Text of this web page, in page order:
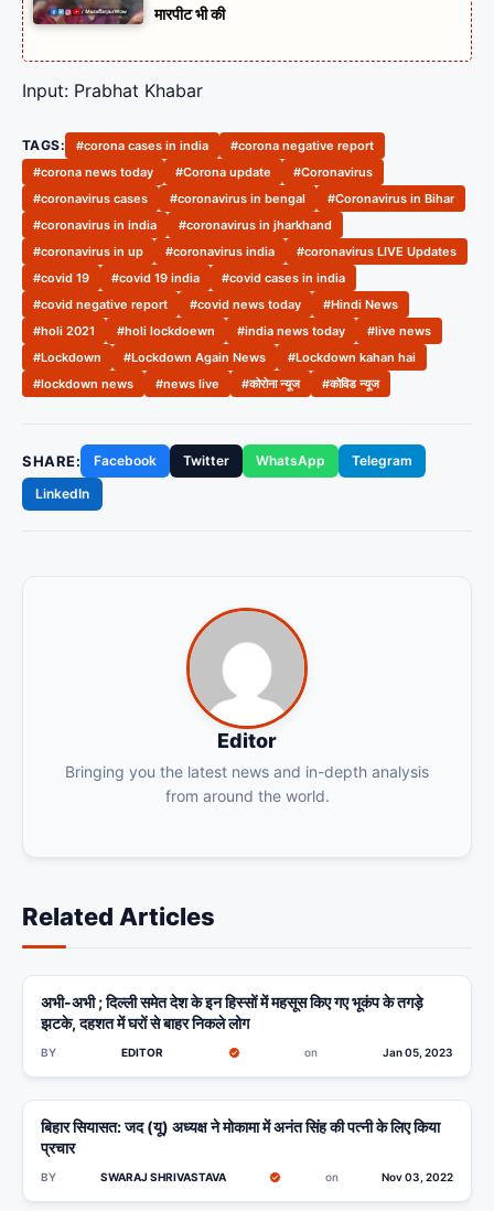
मारपीट भी की
Input: Prabhat Khabar
TAGS: #corona cases in india
#corona negative report
#corona news today
#Corona update
#Coronavirus
#coronavirus cases
#coronavirus in bengal
#Coronavirus in Bihar
#coronavirus in india
#coronavirus in jharkhand
#coronavirus in up
#coronavirus india
#coronavirus LIVE Updates
#covid 19
#covid 19 india
#covid cases in india
#covid negative report
#covid news today
#Hindi News
#holi 2021
#holi lockdoewn #india news today
#live news
#Lockdown
#Lockdown Again News
#Lockdown kahan hai
#lockdown news
#news live #कोरोना न्यूज #कोविड न्यूज
SHARE: Facebook Twitter WhatsApp
Telegram
LinkedIn
Editor
Bringing you the latest news and in-depth analysis
from around the world.
Related Articles
BIHAR
अभी-अभी ; दिल्ली समेत देश के इन हिस्सों में महसूस किए गए भूकंप के तगड़े
झटके, दहशत में घरों से बाहर निकले लोग
BY EDITOR on Jan 05, 2023
MUZAFFARPUR
बिहार सियासत: जद (यू) अध्यक्ष ने मोकामा में अनंत सिंह की पत्नी के लिए किया
प्रचार
BY SWARAJ SHRIVASTAVA on Nov 03, 2022